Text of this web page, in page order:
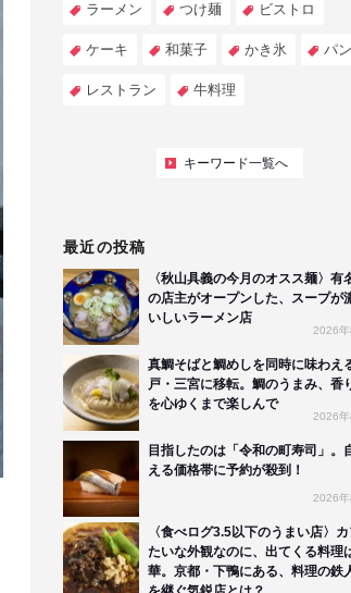
ラーメン つけ麺 ビストロ
ケーキ 和菓子 かき氷 パン
レストラン 牛料理
キーワード一覧へ
最近の投稿
〈秋山具義の今月のオスス麺〉有
の店主がオープンした、スープが
いしいラーメン店
2026年
真鯛そばと鯛めしを同時に味わえ
戸・三宮に移転。鯛のうまみ、香
を心ゆくまで楽しんで
2026年
目指したのは「令和の町寿司」。
える価格帯に予約が殺到！
2026年
〈食べログ3.5以下のうまい店〉
たいな外観なのに、出てくる料理
華。京都・下鴨にある、料理の鉄